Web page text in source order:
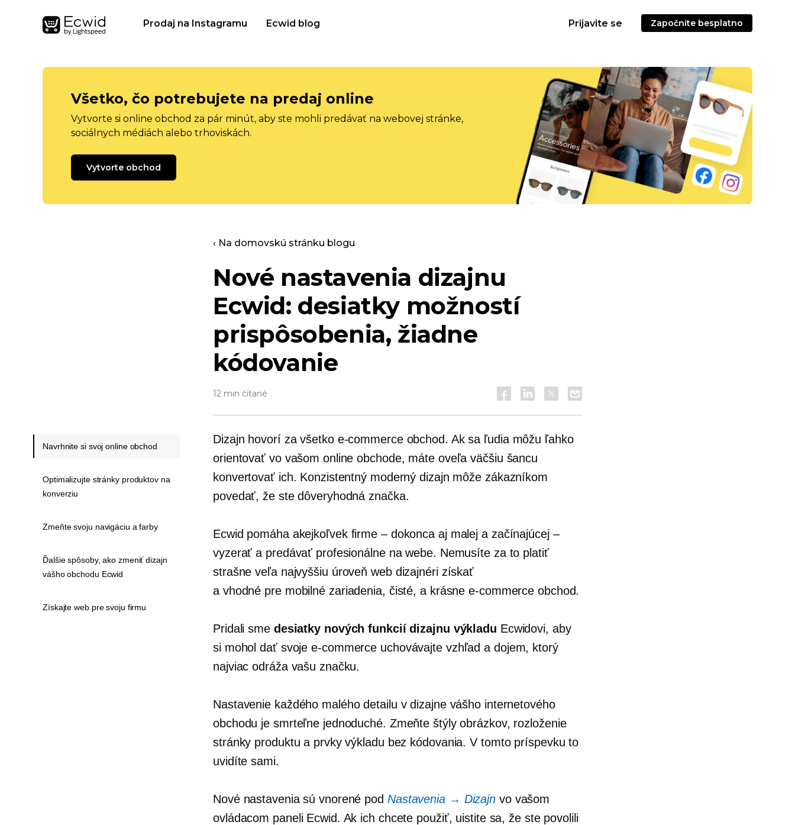
Prodaj na Instagramu Ecwid blog Prijavite se Započnite besplatno
Všetko, čo potrebujete na predaj online
Vytvorte si online obchod za pár minút, aby ste mohli predávať na webovej stránke,
sociálnych médiách alebo trhoviskách.
Vytvorte obchod
‹ Na domovskú stránku blogu
Nové nastavenia dizajnu
Ecwid: desiatky možností
prispôsobenia, žiadne
kódovanie
12 min čítané
Dizajn hovorí za všetko e-commerceobchod. Ak sa ľudia môžu ľahko
orientovať vo vašom online obchode, máte oveľa väčšiu šancu
konvertovať ich. Konzistentný moderný dizajn môže zákazníkom
povedať, že ste dôveryhodná značka.
Ecwid pomáha akejkoľvek firme – dokonca aj malej a začínajúcej –
vyzerať a predávať profesionálne na webe. Nemusíte za to platiť
strašne veľa najvyššiu úroveň web dizajnéri získať
a vhodné pre mobilné zariadenia, čisté, a krásnee-commerce obchod.
Pridali sme desiatky nových funkcií dizajnu výkladu Ecwidovi, aby
si mohol dať svojee-commerce uchovávajte vzhľad a dojem, ktorý
najviac odráža vašu značku.
Nastavenie každého malého detailu v dizajne vášho internetového
obchodu je smrteľne jednoduché. Zmeňte štýly obrázkov, rozloženie
stránky produktu a prvky výkladu bez kódovania. V tomto príspevku to
uvidíte sami.
Nové nastavenia sú vnorené pod Nastavenia → Dizajn vo vašom
ovládacom paneli Ecwid. Ak ich chcete použiť, uistite sa, že ste povolili
Navrhnite si svoj online obchod
Optimalizujte stránky produktov na
konverziu
Zmeňte svoju navigáciu a farby
Ďalšie spôsoby, ako zmeniť dizajn
vášho obchodu Ecwid
Získajte web pre svoju firmu